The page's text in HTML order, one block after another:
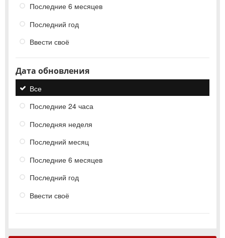
Последние 6 месяцев
Последний год
Ввести своё
Дата обновления
Все
Последние 24 часа
Последняя неделя
Последний месяц
Последние 6 месяцев
Последний год
Ввести своё